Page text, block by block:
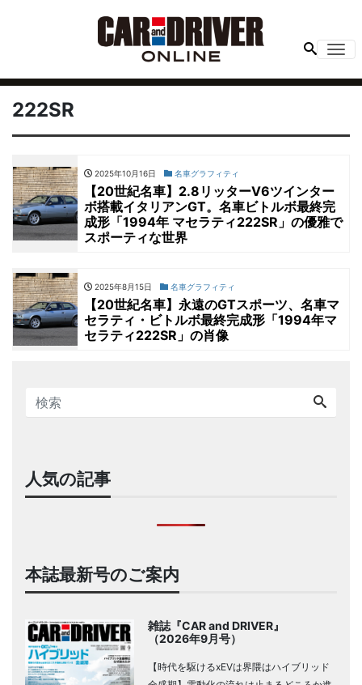
222SR
2025年10月16日 名車グラフィティ
【20世紀名車】2.8リッターV6ツインター
ボ搭載イタリアンGT。名車ビトルボ最終完
成形「1994年 マセラティ222SR」の優雅で
スポーティな世界
2025年8月15日 名車グラフィティ
【20世紀名車】永遠のGTスポーツ、名車マ
セラティ・ビトルボ最終完成形「1994年マ
セラティ222SR」の肖像
人気の記事
本誌最新号のご案内
雑誌『CAR and DRIVER』
（2026年9月号）
【時代を駆けるxEVは界隈はハイブリッド